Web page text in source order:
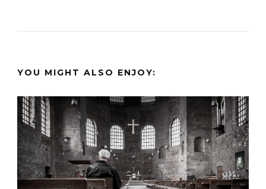
YOU MIGHT ALSO ENJOY: